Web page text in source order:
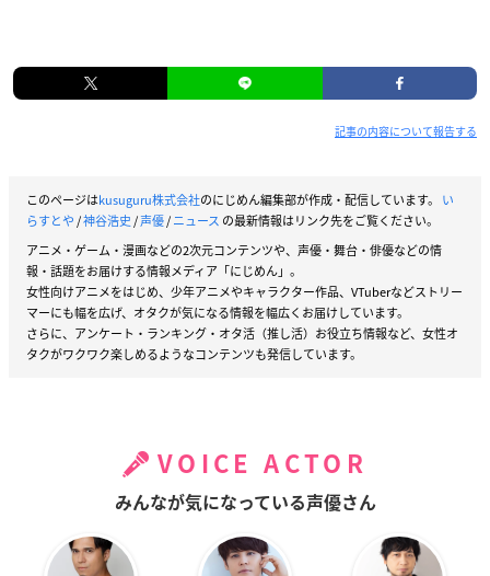
記事の内容について報告する
このページはkusuguru株式会社のにじめん編集部が作成・配信しています。 い
らすとや/神谷浩史/声優/ニュース の最新情報はリンク先をご覧ください。
アニメ・ゲーム・漫画などの2次元コンテンツや、声優・舞台・俳優などの情
報・話題をお届けする情報メディア「にじめん」。
女性向けアニメをはじめ、少年アニメやキャラクター作品、VTuberなどストリー
マーにも幅を広げ、オタクが気になる情報を幅広くお届けしています。
さらに、アンケート・ランキング・オタ活（推し活）お役立ち情報など、女性オ
タクがワクワク楽しめるようなコンテンツも発信しています。
VOICE ACTOR
みんなが気になっている声優さん